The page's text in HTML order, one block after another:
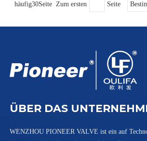
häufig30Seite Zum ersten Seite
ÜBER DAS
WENZHOU PIONEER VALVE ist ein auf